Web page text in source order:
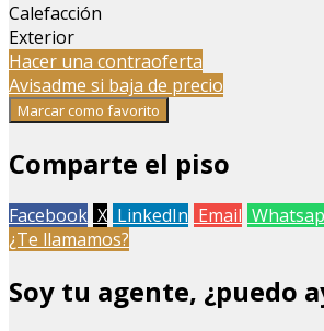
Calefacción
Exterior
Hacer una contraoferta
Avisadme si baja de precio
Marcar como favorito
Comparte el piso
Facebook X LinkedIn Email
¿Te llamamos?
Soy tu agente, ¿puedo